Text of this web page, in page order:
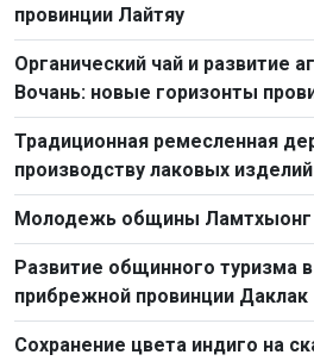
провинции Лайтяу
Органический чай и развитие
Вочань: новые горизонты
Традиционная ремесленная
производству лаковых
обновляется на пути
Молодежь общины Ламтхыонг
Развитие общинного туризма
прибрежной провинции Даклак
Сохранение цвета индиго на